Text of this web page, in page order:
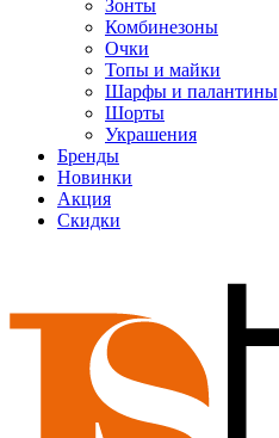
Зонты
Комбинезоны
Очки
Топы и майки
Шарфы и палантины
Шорты
Украшения
Бренды
Новинки
Акция
Скидки